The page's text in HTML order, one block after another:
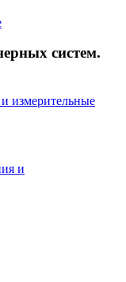
систем.
измерительные
и